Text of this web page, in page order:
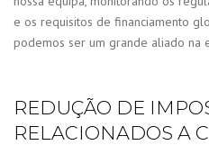
e os requisitos de financiamento
podemos ser um grande aliado na
REDUÇÃO DE
RELACIONADOS A